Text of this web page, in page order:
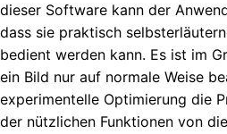
dieser Software kann der
dass sie praktisch
bedient werden kann. Es ist im
ein Bild nur auf normale Weise
experimentelle Optimierung die
der nützlichen Funktionen von